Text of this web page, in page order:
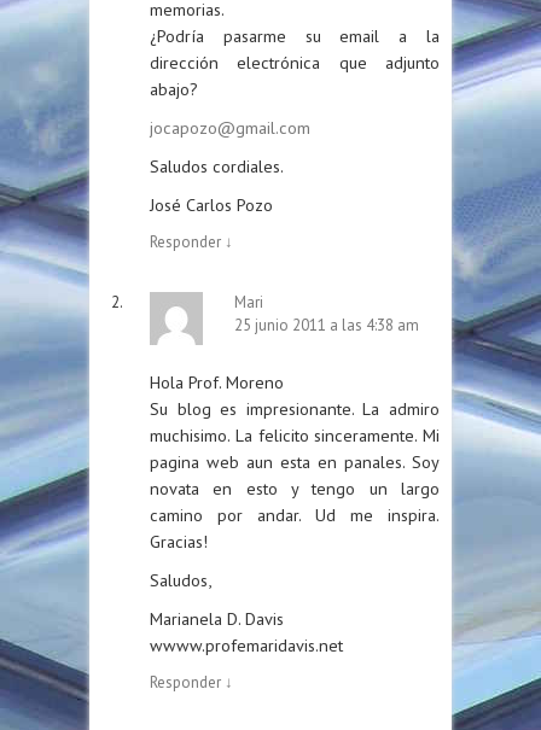
memorias.
¿Podría pasarme su email a la
dirección electrónica que adjunto
abajo?
jocapozo@gmail.com
Saludos cordiales.
José Carlos Pozo
Responder ↓
Mari
25 junio 2011 a las 4:38 am
Hola Prof. Moreno
Su blog es impresionante. La admiro
muchisimo. La felicito sinceramente. Mi
pagina web aun esta en panales. Soy
novata en esto y tengo un largo
camino por andar. Ud me inspira.
Gracias!
Saludos,
Marianela D. Davis
wwww.profemaridavis.net
Responder ↓